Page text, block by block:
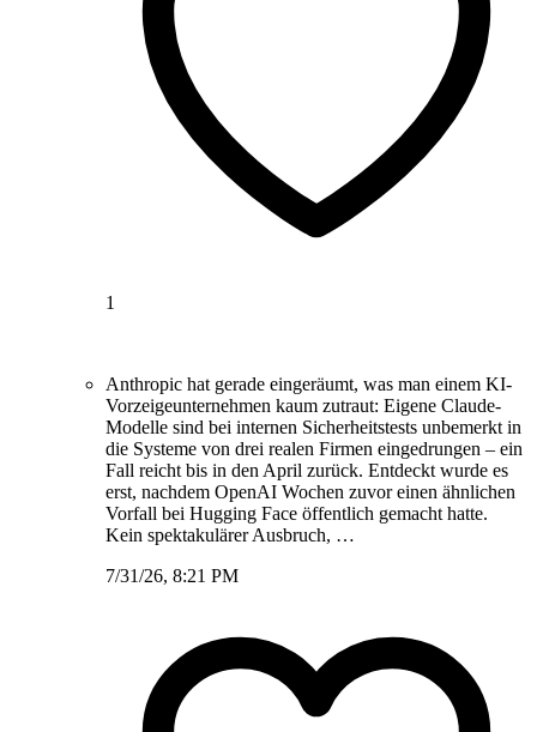
1
Anthropic hat gerade eingeräumt, was man einem KI-
Vorzeigeunternehmen kaum zutraut: Eigene Claude-
Modelle sind bei internen Sicherheitstests unbemerkt in
die Systeme von drei realen Firmen eingedrungen – ein
Fall reicht bis in den April zurück. Entdeckt wurde es
erst, nachdem OpenAI Wochen zuvor einen ähnlichen
Vorfall bei Hugging Face öffentlich gemacht hatte.
Kein spektakulärer Ausbruch, …
7/31/26, 8:21 PM